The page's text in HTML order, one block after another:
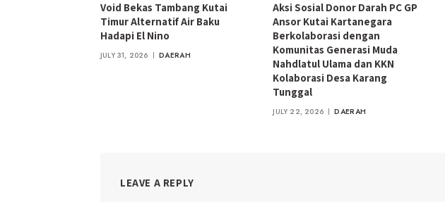
Void Bekas Tambang Kutai
Timur Alternatif Air Baku
Hadapi El Nino
JULY 31, 2026 DAERAH
Aksi Sosial Donor Darah PC GP
Ansor Kutai Kartanegara
Berkolaborasi dengan
Komunitas Generasi Muda
Nahdlatul Ulama dan KKN
Kolaborasi Desa Karang
Tunggal
JULY 22, 2026 DAERAH
LEAVE A REPLY